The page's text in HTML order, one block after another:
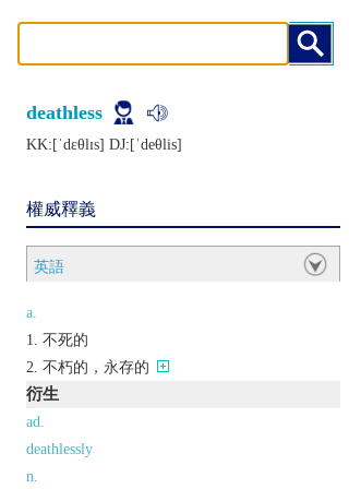
deathless
KK:[ˈdɛθlɪs] DJ:[ˈdеθlis]
權威釋義
英語
a.
不死的
不朽的，永存的
衍生
ad.
deathlessly
n.